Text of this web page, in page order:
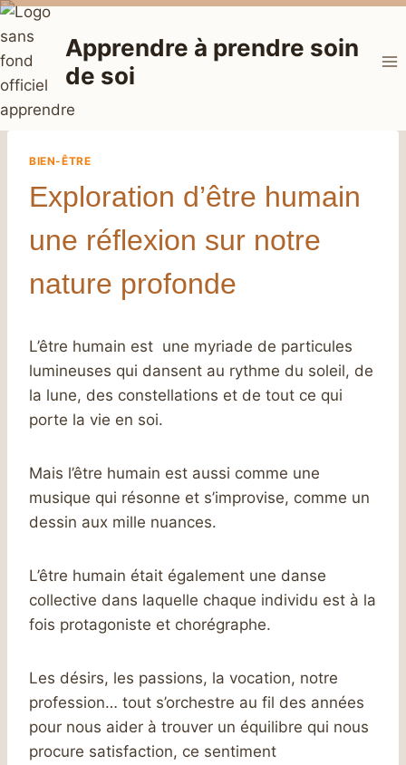
Aller
au
contenu
Apprendre à prendre soin
de soi
BIEN-ÊTRE
Exploration d’être humain
une réflexion sur notre
nature profonde
L’être humain est une myriade de particules
lumineuses qui dansent au rythme du soleil, de
la lune, des constellations et de tout ce qui
porte la vie en soi.
Mais l’être humain est aussi comme une
musique qui résonne et s’improvise, comme un
dessin aux mille nuances.
L’être humain était également une danse
collective dans laquelle chaque individu est à la
fois protagoniste et chorégraphe.
Les désirs, les passions, la vocation, notre
profession… tout s’orchestre au fil des années
pour nous aider à trouver un équilibre qui nous
procure satisfaction, ce sentiment